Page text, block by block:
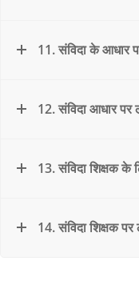
11. संविदा के आधार
12. संविदा आधार पर
13. संविदा शिक्षक के
14. संविदा शिक्षक